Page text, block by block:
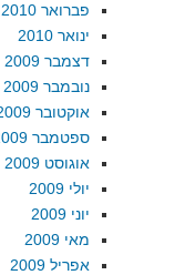
פברואר 2010
ינואר 2010
דצמבר 2009
נובמבר 2009
אוקטובר 2009
ספטמבר 2009
אוגוסט 2009
יולי 2009
יוני 2009
מאי 2009
אפריל 2009